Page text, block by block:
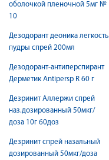
оболочкой пленочной 5мг №
10
Дезодорант деоника легкость
пудры спрей 200мл
Дезодорант-антиперспирант
Дерметик Antipersp R 60 г
Дезринит Аллержи спрей
наз.дозированный 50мкг/
доза 10г 60доз
Дезринит спрей назальный
дозированный 50мкг/доза